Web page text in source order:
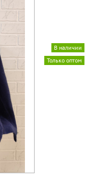
Только оптом
В наличии